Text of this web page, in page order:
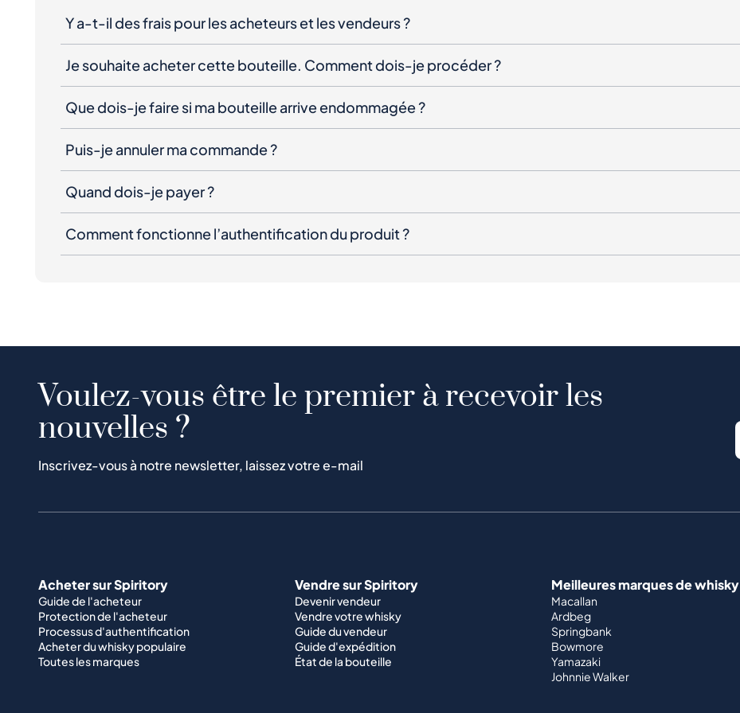
Y a-t-il des frais pour les acheteurs et les vendeurs ?
Je souhaite acheter cette bouteille. Comment dois-je procéder ?
Que dois-je faire si ma bouteille arrive endommagée ?
Puis-je annuler ma commande ?
Quand dois-je payer ?
Comment fonctionne l’authentification du produit ?
Voulez-vous être le premier à recevoir les
nouvelles ?
Inscrivez-vous à notre newsletter, laissez votre e-mail
Acheter sur Spiritory
Guide de l'acheteur
Protection de l'acheteur
Processus d'authentification
Acheter du whisky populaire
Toutes les marques
Vendre sur Spiritory
Devenir vendeur
Vendre votre whisky
Guide du vendeur
Guide d'expédition
État de la bouteille
Meilleures marques de whisky
Macallan
Ardbeg
Springbank
Bowmore
Yamazaki
Johnnie Walker